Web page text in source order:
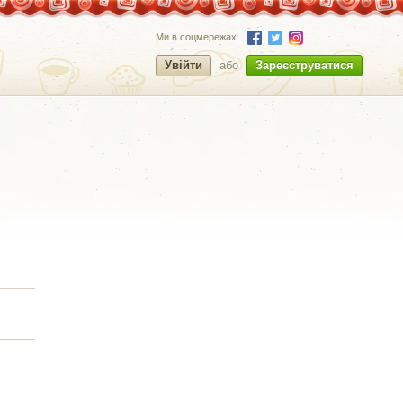
Ми в соцмережах
Увійти або Зареєструватися